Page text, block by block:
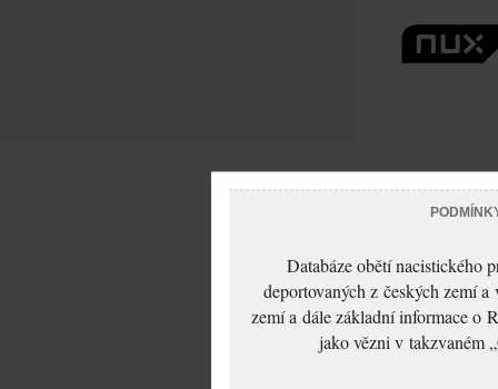
Databáze obětí nacistického
deportovaných z českých zemí
zemí a dále základní informace o
jako vězni v takzvaném